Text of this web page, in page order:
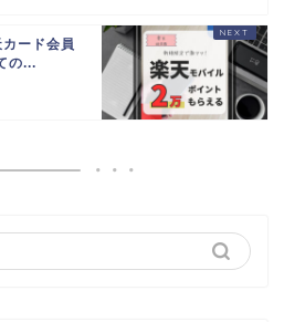
ード会員
の...